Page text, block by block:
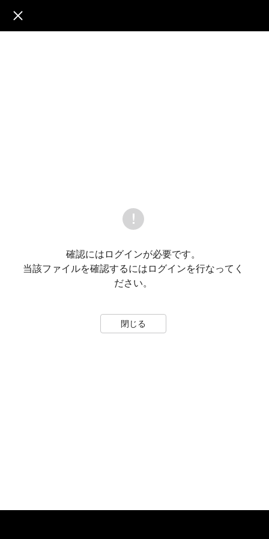
문
서
確認にはログインが必要です。
当該ファイルを確認するにはログインを行なってく
ださい。
閉じる